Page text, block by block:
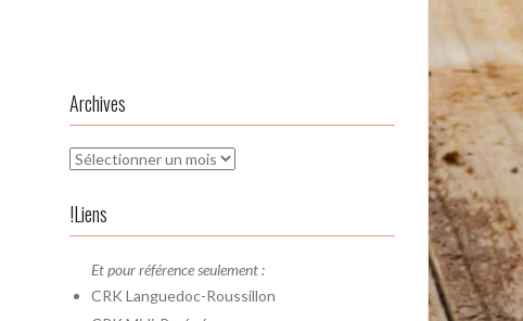
Archives
Archives
!Liens
Et pour référence seulement :
CRK Languedoc-Roussillon